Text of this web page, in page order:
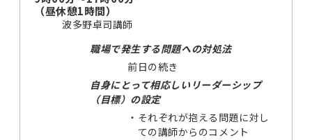
（昼休憩1時間）
波多野卓司講師
職場で発生する問題への対処法
前日の続き
自身にとって相応しいリーダーシップ
（目標）の設定
・ それぞれが抱える問題に対し
ての講師からのコメント